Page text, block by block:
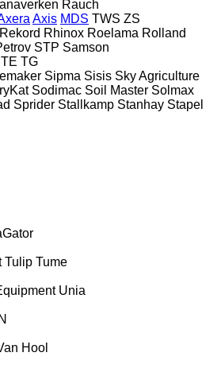
Rauch
Axis MDS TWS ZS
Rekord Rhinox Roelama Rolland
STP Samson
TE TG
Sipma Sisis Sky Agriculture
Sodimac Soil Master Solmax
Sprider Stallkamp Stanhay Stapel
Tulip Tume
Unia
Hool